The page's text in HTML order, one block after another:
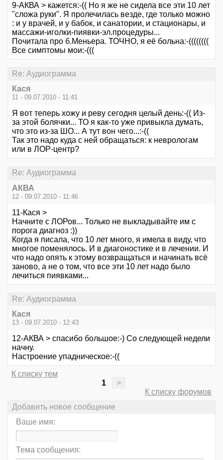
9-АКВА > кажется:-(( Но я же не сидела все эти 10 лет
"сложа руки". Я пролечилась везде, где только можно
: и у врачей, и у бабок, и санатории, и стационары, и
массажи-иголки-пиявки-эл.процедуры...
Почитала про б.Меньера. ТОЧНО, я её больна:-((((((((
Все симптомы мои:-(((
Re: Аудиограмма
Кася
11 - 09.07.2010 - 11:41
Я вот теперь хожу и реву сегодня целый день:-(( Из-
за этой болячки... ТО я как-то уже привыкла думать,
что это из-за ШО... А тут вон чего...:-((
Так это надо куда с ней обращаться: к неврологам
или в ЛОР-центр?
Re: Аудиограмма
АКВА
12 - 09.07.2010 - 11:46
11-Кася >
Начните с ЛОРов... Только не выкладывайте им с
порога диагноз :))
Когда я писала, что 10 лет много, я имела в виду, что
многое поменялось. И в диагоностике и в лечении. И
что надо опять к этому возвращаться и начинать всё
заново, а не о том, что все эти 10 лет надо было
лечиться пиявками...
Re: Аудиограмма
Кася
13 - 09.07.2010 - 12:43
12-АКВА > спасибо большое:-) Со следующей недели
начну.
Настроение упадническое:-((
К списку тем
1
>
К списку форумов
Добавить новое сообщение
Ваше имя:
Тема сообщения: